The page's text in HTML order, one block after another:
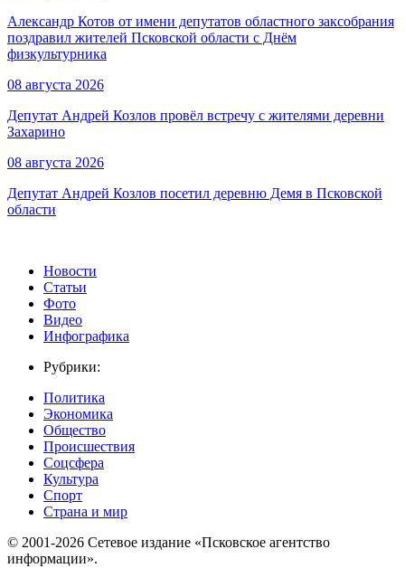
Александр Котов от имени депутатов областного заксобрания
поздравил жителей Псковской области с Днём
физкультурника
08 августа 2026
Депутат Андрей Козлов провёл встречу с жителями деревни
Захарино
08 августа 2026
Депутат Андрей Козлов посетил деревню Демя в Псковской
области
Новости
Статьи
Фото
Видео
Инфографика
Рубрики:
Политика
Экономика
Общество
Происшествия
Соцсфера
Культура
Спорт
Страна и мир
© 2001-2026 Сетевое издание «Псковское агентство
информации».